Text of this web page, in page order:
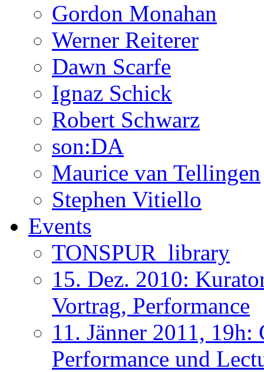
Gordon Monahan
Werner Reiterer
Dawn Scarfe
Ignaz Schick
Robert Schwarz
son:DA
Maurice van Tellingen
Stephen Vitiello
Events
TONSPUR_library
15. Dez. 2010:
Vortrag, Performance
11. Jänner 2011, 19h:
Performance und